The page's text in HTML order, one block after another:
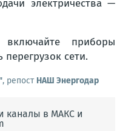
электричества —
приборы
сети.
, репост НАШ Энергодар
каналы в МАКС и